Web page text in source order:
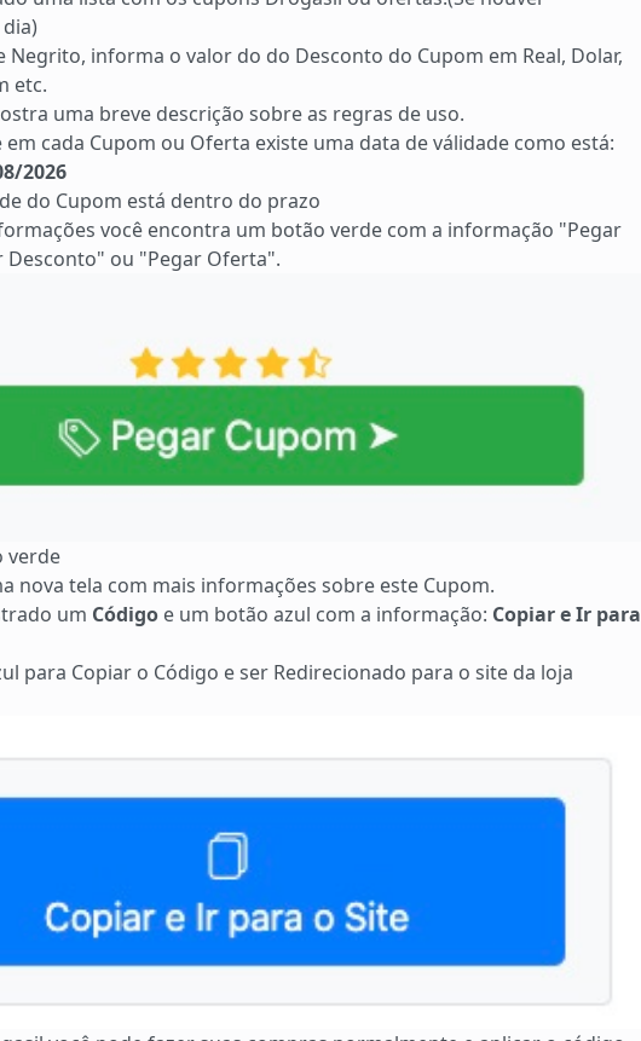
Negrito, informa o valor do do Desconto do Cupom em Real, Dolar,
etc.
uma breve descrição sobre as regras de uso.
cada Cupom ou Oferta existe uma data de válidade como está:
2026
do Cupom está dentro do prazo
você encontra um botão verde com a informação "Pegar
Desconto" ou "Pegar Oferta".
verde
nova tela com mais informações sobre este Cupom.
um Código e um botão azul com a informação: Copiar e Ir para
para Copiar o Código e ser Redirecionado para o site da loja